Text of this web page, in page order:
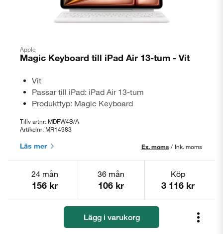
Apple
Magic Keyboard till iPad Air 13-tum - Vit
Vit
Passar till iPad: iPad Air 13-tum
Produkttyp: Magic Keyboard
Tillv artnr: MDFW4S/A
Artikelnr: MR14983
Läs mer Ex. moms / Ink. moms
24 mån
156 kr
36 mån
106 kr
Köp
3 116 kr
Lägg i varukorg